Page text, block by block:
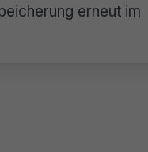
erneut im